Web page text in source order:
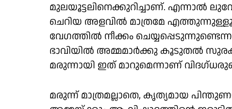
മുലയൂട്ടലിനെക്കുറിച്ചാണ്. എന്നാല്‍
ചെറിയ അളവില്‍ മാത്രമേ
വേഗത്തില്‍ നീക്കം
ഭാവിയില്‍ അമ്മമാര്‍ക്കു കൂടുതല്‍
മരുന്നായി ഇത് മാറുമെന്നാണ്
മരുന്ന് മാത്രമല്ലാതെ, കൃത്യമായ